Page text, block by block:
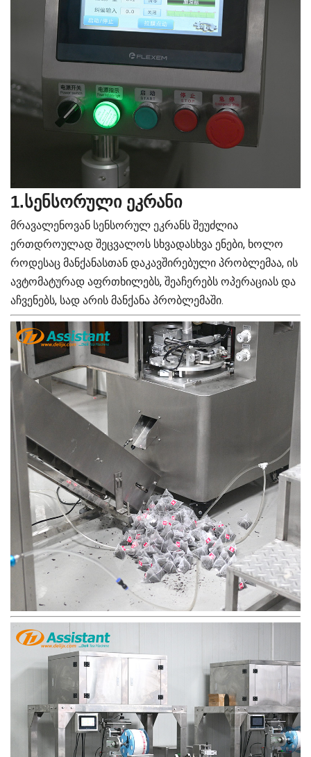
1.სენსორული ეკრანი
მრავალენოვან სენსორულ ეკრანს შეუძლია
ერთდროულად შეცვალოს სხვადასხვა ენები, ხოლო
როდესაც მანქანასთან დაკავშირებული პრობლემაა, ის
ავტომატურად აფრთხილებს, შეაჩერებს ოპერაციას და
აჩვენებს, სად არის მანქანა პრობლემაში.